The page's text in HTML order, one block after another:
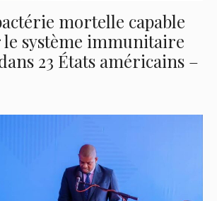
mortelle capable
le système immunitaire
23 États américains –